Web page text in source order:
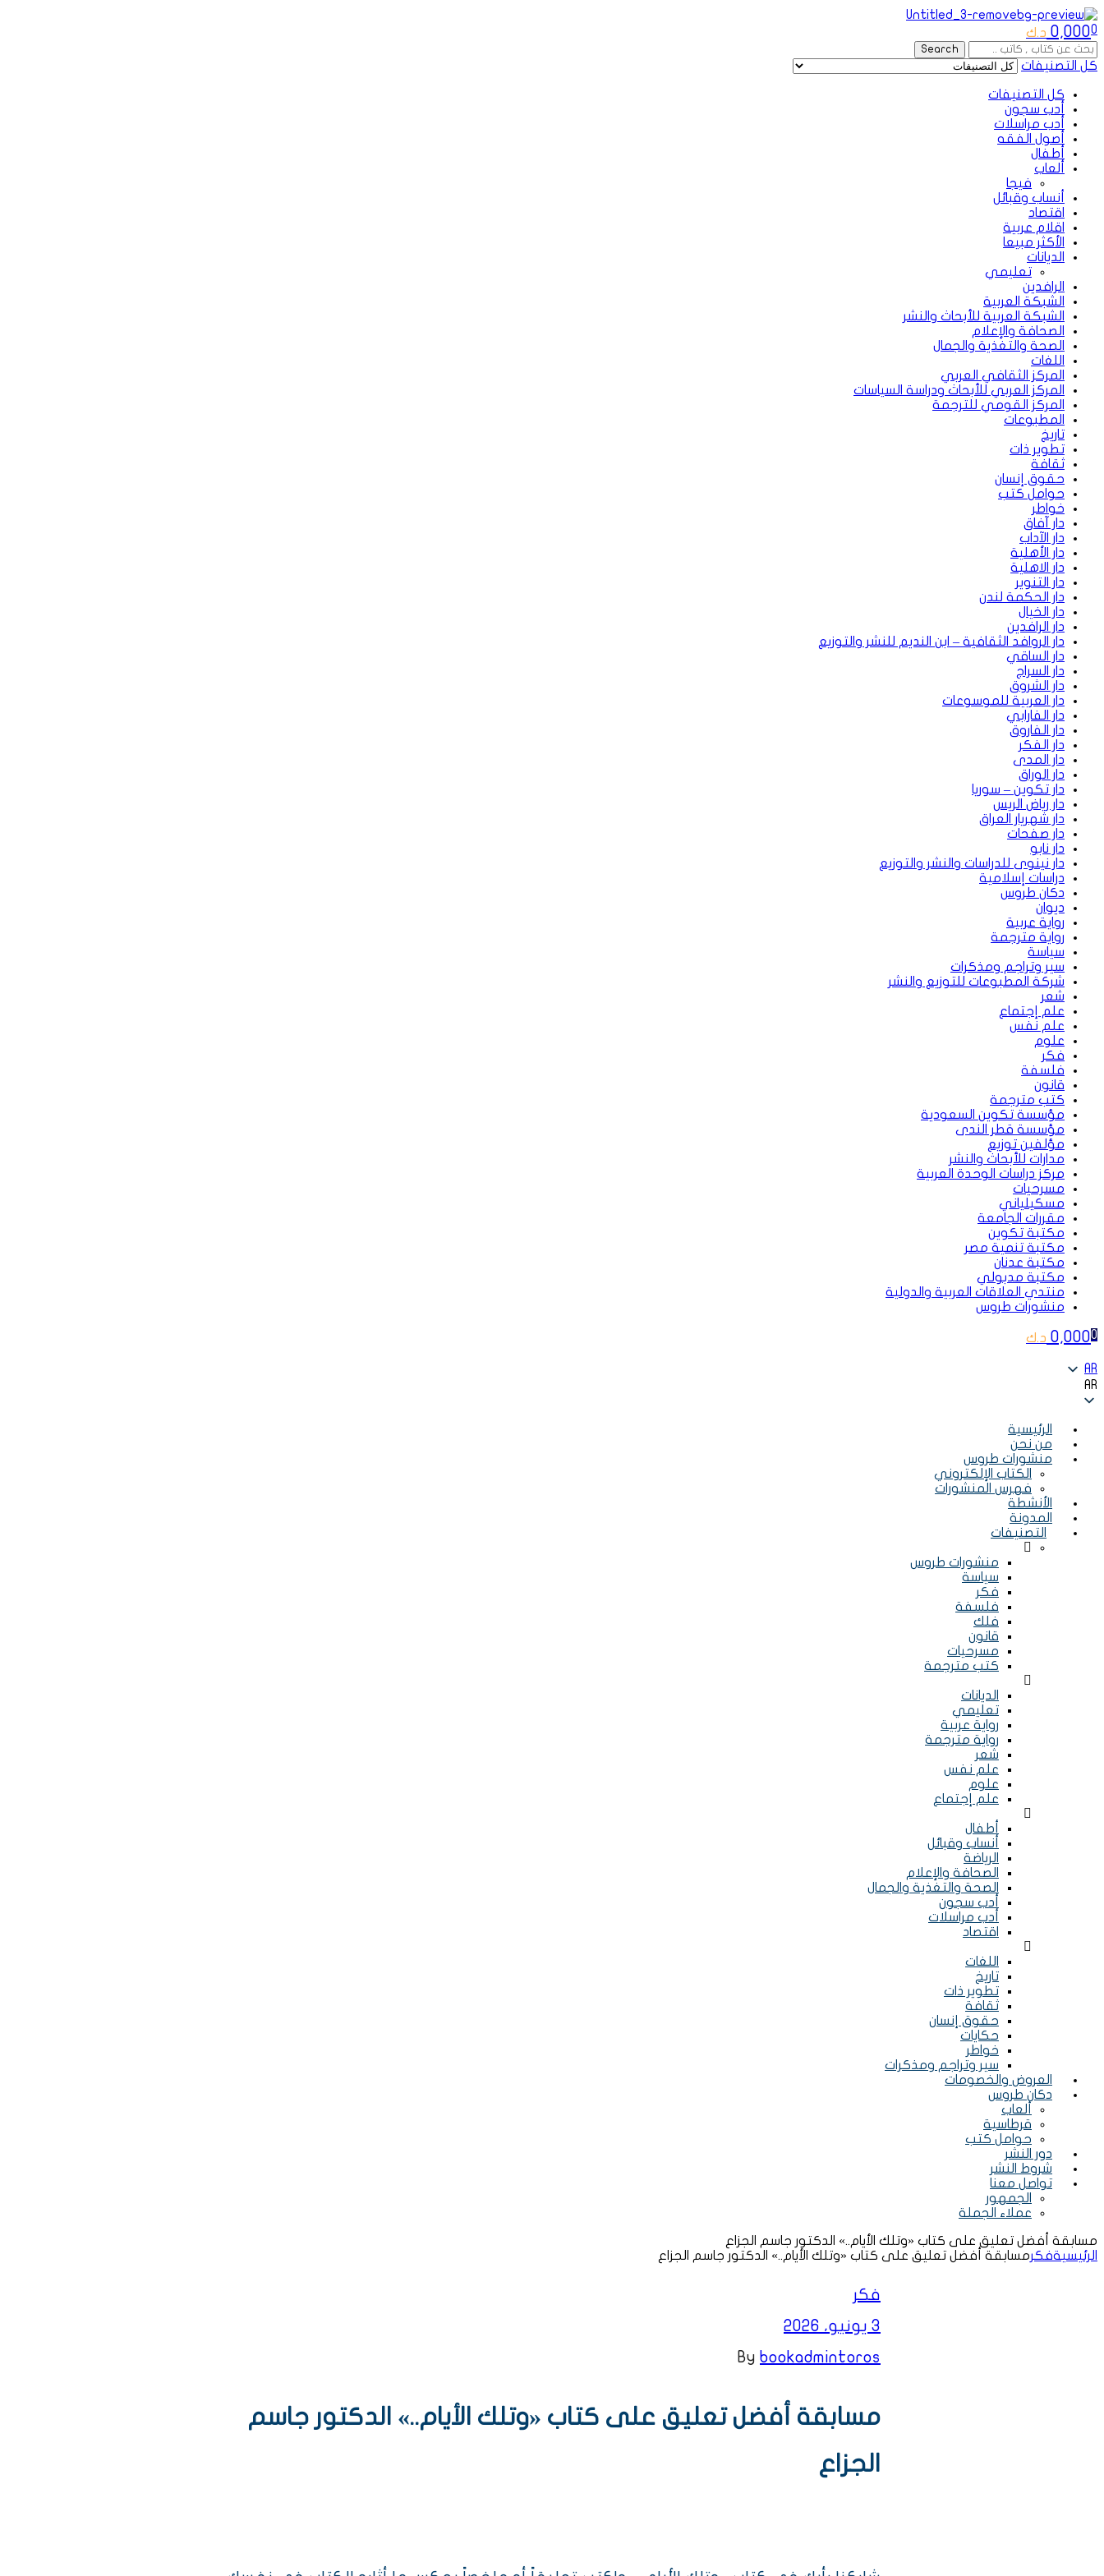
Menu
0
0,000 د.ك
Search
for:
Search
كل التصنيفات
كل التصنيفات
أدب سجون
أدب مراسلات
أصول الفقه
أطفال
ألعاب
فيجا
أنساب وقبائل
اقتصاد
اقلام عربية
الأكثر مبيعا
الديانات
تعليمي
الرافدين
الشبكة العربية
الشبكة العربية للأبحاث والنشر
الصحافة والإعلام
الصحة والتغذية والجمال
اللغات
المركز الثقافي العربي
المركز العربي للأبحاث ودراسة السياسات
المركز القومي للترجمة
المطبوعات
تاريخ
تطوير ذات
ثقافة
حقوق إنسان
حوامل كتب
خواطر
دار آفاق
دار الآداب
دار الأهلية
دار الاهلية
دار التنوير
دار الحكمة لندن
دار الخيال
دار الرافدين
دار الروافد الثقافية – ابن النديم للنشر والتوزيع
دار الساقي
دار السراج
دار الشروق
دار العربية للموسوعات
دار الفارابي
دار الفاروق
دار الفكر
دار المدى
دار الوراق
دار تكوين – سوريا
دار رياض الريس
دار شهريار العراق
دار صفحات
دار نابو
دار نينوى للدراسات والنشر والتوزيع
دراسات إسلامية
دكان طروس
ديوان
رواية عربية
رواية مترجمة
سياسة
سير وتراجم ومذكرات
شركة المطبوعات للتوزيع والنشر
شعر
علم إجتماع
علم نفس
علوم
فكر
فلسفة
قانون
كتب مترجمة
مؤسسة تكوين السعودية
مؤسسة قطر الندى
مؤلفين توزيع
مدارات للأبحاث والنشر
مركز دراسات الوحدة العربية
مسرحيات
مسكيلياني
مقررات الجامعة
مكتبة تكوين
مكتبة تنمية مصر
مكتبة عدنان
مكتبة مدبولي
منتدي العلاقات العربية والدولية
منشورات طروس
0
0,000 د.ك
AR
AR
الرئيسية
من نحن
منشورات طروس
الكتاب الإلكتروني
فهرس المنشورات
الأنشطة
المدونة
التصنيفات
Menu
منشورات طروس
سياسة
فكر
فلسفة
فلك
قانون
مسرحيات
كتب مترجمة
Menu
الديانات
تعليمي
رواية عربية
رواية مترجمة
شعر
علم نفس
علوم
علم إجتماع
Menu
أطفال
أنساب وقبائل
الرياضة
الصحافة والإعلام
الصحة والتغذية والجمال
أدب سجون
أدب مراسلات
اقتصاد
Menu
اللغات
تاريخ
تطوير ذات
ثقافة
حقوق إنسان
حكايات
خواطر
سير وتراجم ومذكرات
العروض والخصومات
دكان طروس
ألعاب
قرطاسية
حوامل كتب
دور النشر
شروط النشر
تواصل معنا
الجمهور
عملاء الجملة
مسابقة أفضل تعليق على كتاب «وتلك الأيام..» الدكتور جاسم الجزاع
الرئيسيةفكرمسابقة أفضل تعليق على كتاب «وتلك الأيام..» الدكتور جاسم الجزاع
Categories
فكر
3 يونيو، 2026
By bookadmintoros
مسابقة أفضل تعليق على كتاب «وتلك الأيام..» الدكتور جاسم
الجزاع